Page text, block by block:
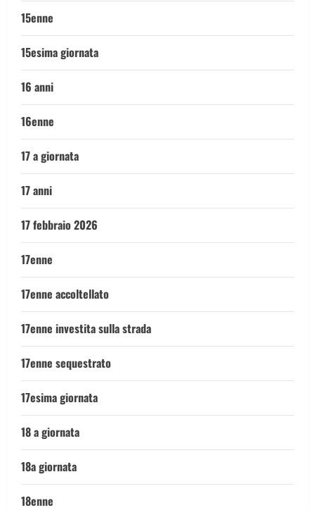
15enne
15esima giornata
16 anni
16enne
17 a giornata
17 anni
17 febbraio 2026
17enne
17enne accoltellato
17enne investita sulla strada
17enne sequestrato
17esima giornata
18 a giornata
18a giornata
18enne